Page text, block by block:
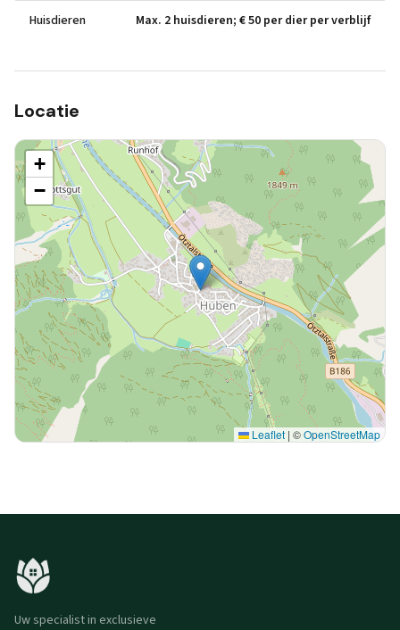
Huisdieren Max. 2 huisdieren; € 50 per dier per verblijf
Locatie
+
−
Leaflet | ©OpenStreetMap
Uw specialist in exclusieve